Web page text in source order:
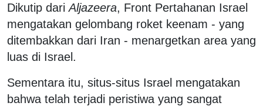
Dikutip dariAljazeera, Front Pertahanan Israel
mengatakan gelombang roket keenam - yang
ditembakkan dari Iran - menargetkan area yang
luas di Israel.
Sementara itu, situs-situs Israel mengatakan
bahwa telah terjadi peristiwa yang sangat